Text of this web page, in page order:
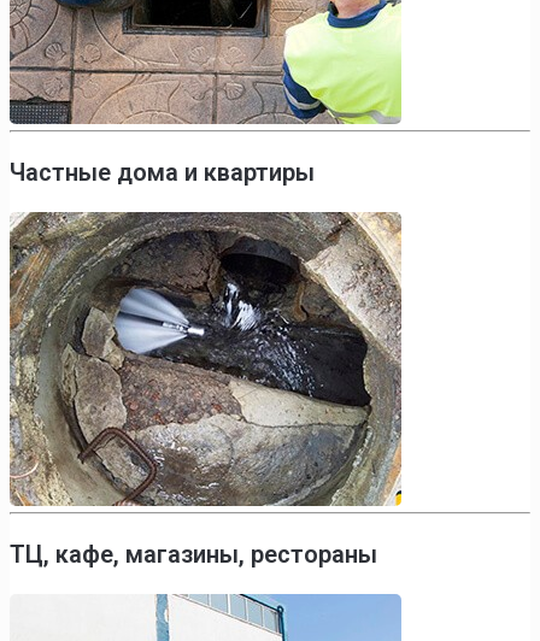
Частные дома и квартиры
ТЦ, кафе, магазины, рестораны